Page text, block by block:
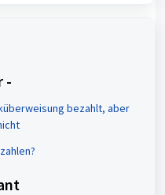
-
bezahlt, aber